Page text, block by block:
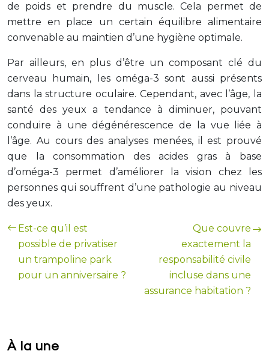
de poids et prendre du muscle. Cela permet de
mettre en place un certain équilibre alimentaire
convenable au maintien d’une hygiène optimale.
Par ailleurs, en plus d’être un composant clé du
cerveau humain, les oméga-3 sont aussi présents
dans la structure oculaire. Cependant, avec l’âge, la
santé des yeux a tendance à diminuer, pouvant
conduire à une dégénérescence de la vue liée à
l’âge. Au cours des analyses menées, il est prouvé
que la consommation des acides gras à base
d’oméga-3 permet d’améliorer la vision chez les
personnes qui souffrent d’une pathologie au niveau
des yeux.
Est-ce qu’il est
possible de privatiser
un trampoline park
pour un anniversaire ?
Que couvre
exactement la
responsabilité civile
incluse dans une
assurance habitation ?
À la une